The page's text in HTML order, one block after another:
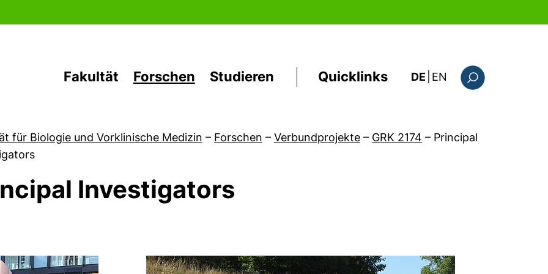
Fakultät Forschen Studieren Quicklinks DE EN : the current page
für Biologie und Vorklinische Medizin – Forschen – Verbundprojekte – GRK 2174 – Principal
News Investigators